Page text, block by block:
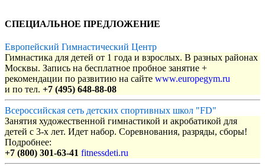
СПЕЦИАЛЬНОЕ ПРЕДЛОЖЕНИЕ
Европейский Гимнастический Центр
Гимнастика для детей от 1 года и взрослых. В разных районах
Москвы. Запись на бесплатное пробное занятие +
рекомендации по развитию на сайте www.europegym.ru
и по тел. +7 (495) 648-88-08
Всероссийская сеть детских спортивных школ "FD"
Занятия художественной гимнастикой и акробатикой для
детей с 3-х лет. Идет набор. Соревнования, разряды, сборы!
Подробнее:
+7 (800) 301-63-41 fitnessdeti.ru